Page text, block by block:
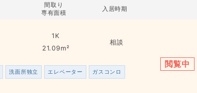
間取り
専有面積
入居時期
1K
21.09m²
相談
洗面所独立 エレベーター ガスコンロ
閲覧中